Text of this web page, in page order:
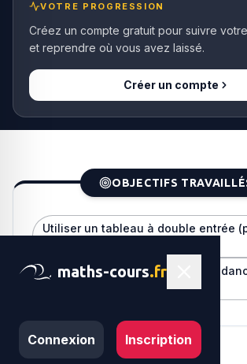
maths-cours.fr
Connexion Inscription
VOTRE PROGRESSION
Créez un compte gratuit pour suivre
et reprendre où vous avez laissé.
Créer un compte
OBJECTIFS
Utiliser un tableau à double entrée
Démontrer (ou réfuter)